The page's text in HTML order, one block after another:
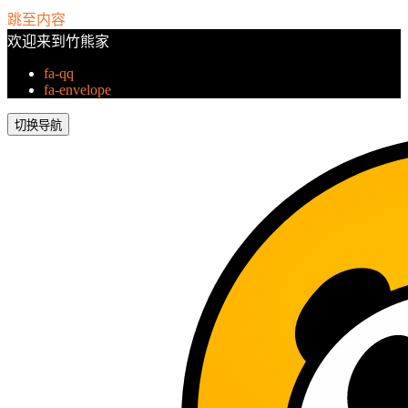
跳至内容
欢迎来到竹熊家
fa-qq
fa-envelope
切换导航